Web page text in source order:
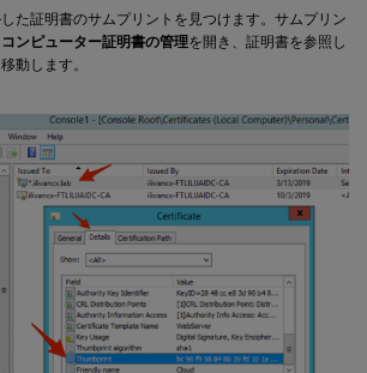
た証明書のサムプリントを見つけます。サムプリン
コンピューター証明書の管理を開き、証明書を参照し
動します。